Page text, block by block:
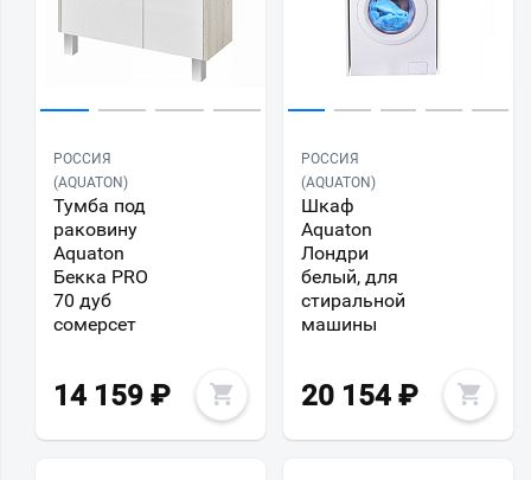
РОССИЯ
(AQUATON)
Тумба под
раковину
Aquaton
Бекка PRO
70 дуб
сомерсет
14 159 ₽
РОССИЯ
(AQUATON)
Шкаф
Aquaton
Лондри
белый, для
стиральной
машины
20 154 ₽